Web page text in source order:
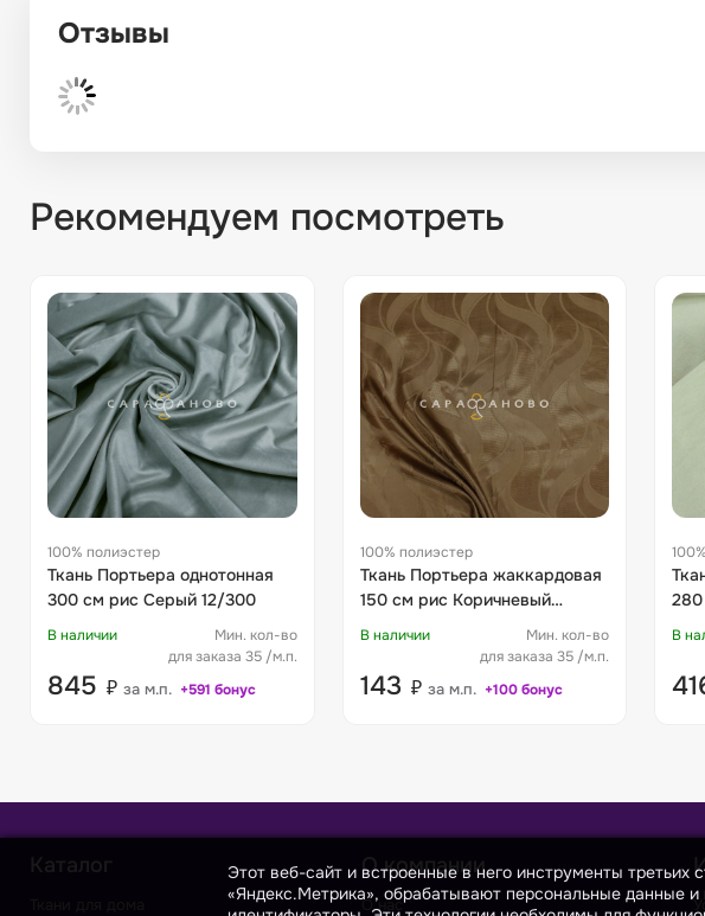
Отзывы
Рекомендуем посмотреть
100% полиэстер
Ткань Портьера однотонная
300 см рис Серый 12/300
В наличии
Мин. кол-во
для заказа 35 /м.п.
845 ₽ за м.п. +591 бонус
100% полиэстер
Ткань Портьера жаккардовая
150 см рис Коричневый
05/148
В наличии
Мин. кол-во
для заказа 35 /м.п.
143 ₽ за м.п. +100 бонус
115/
В
Каталог О компании
О нас
Этот веб-сайт и встроенные в него инструменты третьих
«Яндекс.Метрика», обрабатывают персональные данные